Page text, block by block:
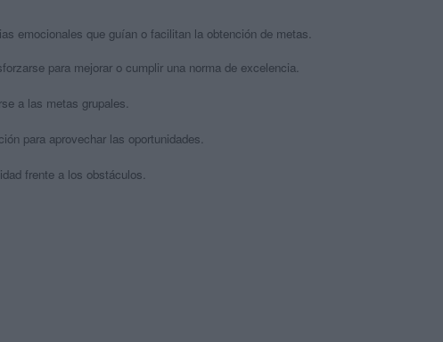
emocionales que guían o facilitan la obtención de metas.
para mejorar o cumplir una norma de excelencia.
las metas grupales.
aprovechar las oportunidades.
frente a los obstáculos.